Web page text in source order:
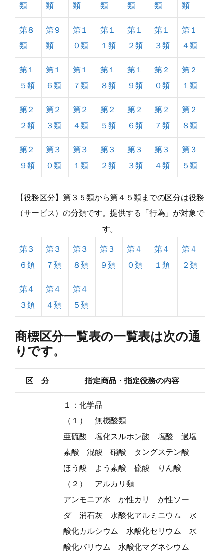
類
類
類
類
類
類
類
第８
類
第９
類
第１
０類
第１
１類
第１
２類
第１
３類
第１
４類
第１
５類
第１
６類
第１
７類
第１
８類
第１
９類
第２
０類
第２
１類
第２
２類
第２
３類
第２
４類
第２
５類
第２
６類
第２
７類
第２
８類
第２
９類
第３
０類
第３
１類
第３
２類
第３
３類
第３
４類
第３
５類
【役務区分】第３５類から第４５類までの区分は役務
（サービス）の分類です。提供する「行為」が対象で
す。
第３
６類
第３
７類
第３
８類
第３
９類
第４
０類
第４
１類
第４
２類
第４
３類
第４
４類
第４
５類
商標区分一覧表の一覧表は次の通
りです。
区 分 指定商品・指定役務の内容
１：化学品
（１） 無機酸類
亜硫酸 塩化スルホン酸 塩酸 過塩
素酸 混酸 硝酸 タングステン酸
ほう酸 よう素酸 硫酸 りん酸
（２） アルカリ類
アンモニア水 か性カリ か性ソー
ダ 消石灰 水酸化アルミニウム 水
酸化カルシウム 水酸化セリウム 水
酸化バリウム 水酸化マグネシウム